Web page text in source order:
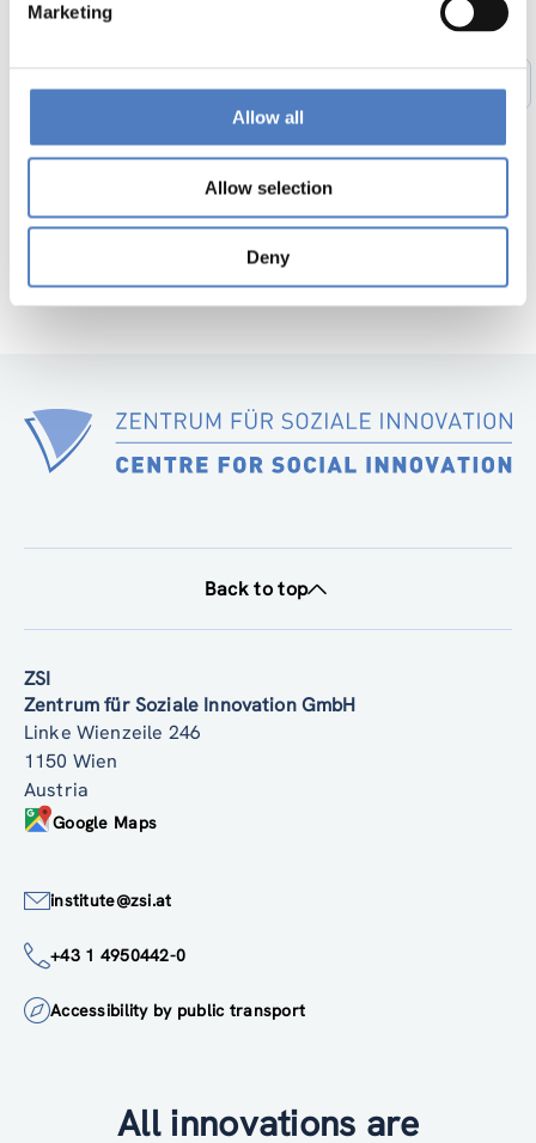
Marketing
Allow all
Allow selection
Deny
Previous1 … 48 49 50 51 52 53
Next
page
Back to top
ZSI
Zentrum für Soziale Innovation GmbH
Linke Wienzeile 246
1150 Wien
Austria
Google Maps
institute@zsi.at
+43 1 4950442-0
Accessibility by public transport
All innovations are